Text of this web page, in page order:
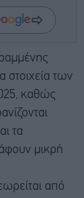
στοιχεία των
καθώς
τα
μικρή
από